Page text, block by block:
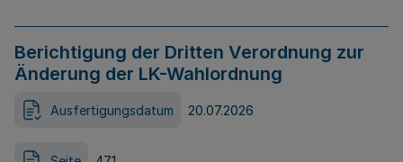
Berichtigung der Dritten Verordnung zur
Änderung der LK-Wahlordnung
Ausfertigungsdatum 20.07.2026